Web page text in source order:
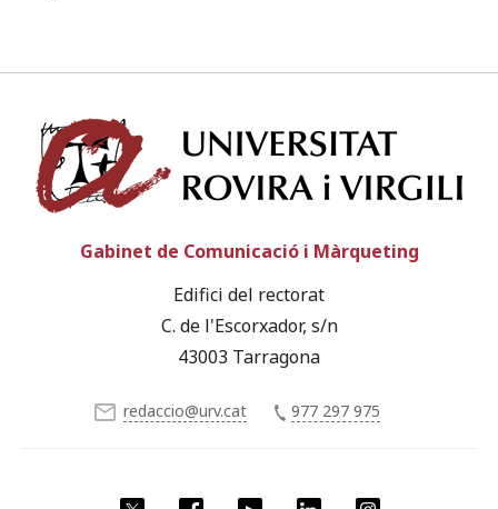
Gabinet de Comunicació i Màrqueting
Edifici del rectorat
C. de l'Escorxador, s/n
43003 Tarragona
redaccio@urv.cat 977 297 975